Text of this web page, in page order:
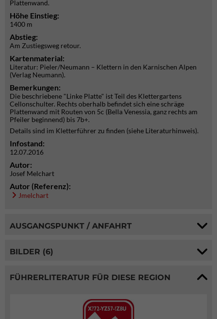
Plattenwand.
Höhe Einstieg:
1400 m
Abstieg:
Am Zustiegsweg retour.
Kartenmaterial:
Literatur: Pieler/Neumann – Klettern in den Karnischen Alpen
(Verlag Neumann).
Bemerkungen:
Die beschriebene "Linke Platte" ist Teil des Klettergartens
Cellonschulter. Rechts oberhalb befindet sich eine schräge
Plattenwand mit Routen von 5c (Bella Venessia, ganz rechts am
Pfeiler beginnend) bis 7b+.
Details sind im Kletterführer zu finden (siehe Literaturhinweis).
Infostand:
12.07.2016
Autor:
Josef Melchart
Autor (Referenz):
Jmelchart
AUSGANGSPUNKT / ANFAHRT
BILDER (6)
FÜHRERLITERATUR FÜR DIESE REGION